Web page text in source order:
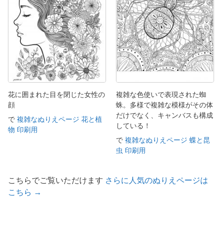
花に囲まれた目を閉じた女性の
顔
で 複雑なぬりえページ 花と植
物 印刷用
複雑な色使いで表現された蜘
蛛。多様で複雑な模様がその体
だけでなく、キャンバスも構成
している！
で 複雑なぬりえページ 蝶と昆
虫 印刷用
こちらでご覧いただけます さらに人気のぬりえページは
こちら →